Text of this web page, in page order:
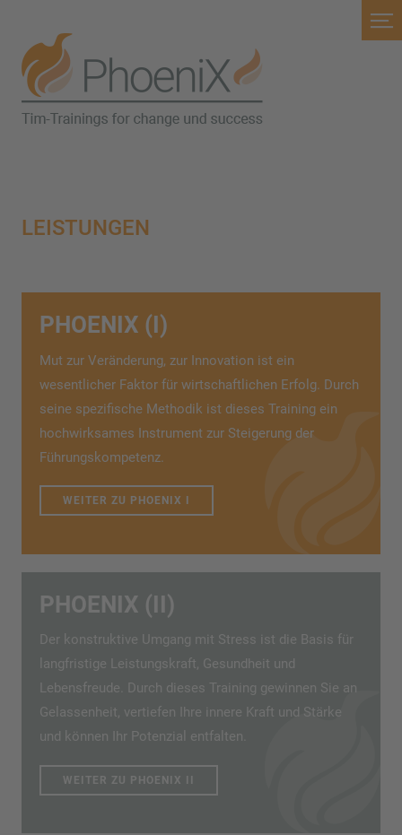
LEISTUNGEN
PHOENIX (I)
Mut zur Veränderung, zur Innovation ist ein
wesentlicher Faktor für wirtschaftlichen Erfolg. Durch
seine spezifische Methodik ist dieses Training ein
hochwirksames Instrument zur Steigerung der
Führungskompetenz.
WEITER ZU PHOENIX I
PHOENIX (II)
Der konstruktive Umgang mit Stress ist die Basis für
langfristige Leistungskraft, Gesundheit und
Lebensfreude. Durch dieses Training gewinnen Sie an
Gelassenheit, vertiefen Ihre innere Kraft und Stärke
und können Ihr Potenzial entfalten.
WEITER ZU PHOENIX II